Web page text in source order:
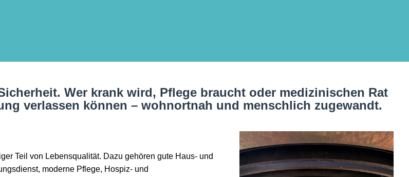
Wer krank wird, Pflege braucht oder medizinischen Rat
verlassen können – wohnortnah und menschlich zugewandt.
Teil von Lebensqualität. Dazu gehören gute Haus- und
moderne Pflege, Hospiz- und